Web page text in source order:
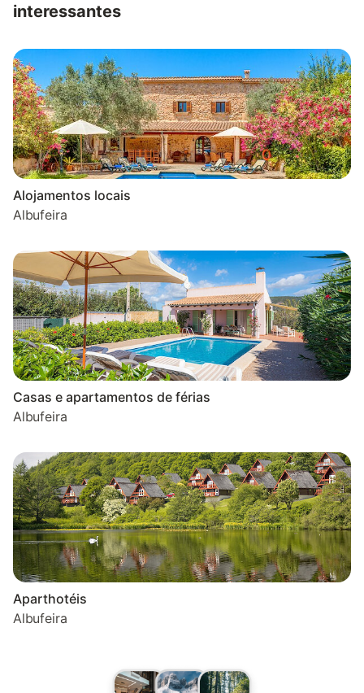
interessantes
Alojamentos locais
Albufeira
Casas e apartamentos de férias
Albufeira
Aparthotéis
Albufeira